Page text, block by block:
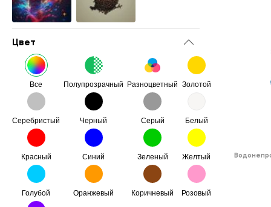
Цвет
Все Полупрозрачный Разноцветный Золотой
Серебристый Черный Серый Белый
Красный Синий Зеленый Желтый
Голубой Оранжевый Коричневый Розовый